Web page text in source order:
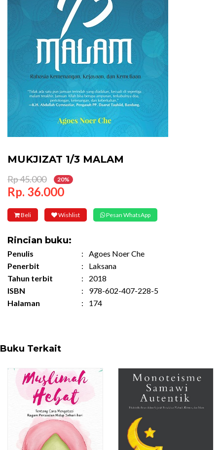
MUKJIZAT 1/3 MALAM
Rp 45.000 20%
Rp. 36.000
Beli Wishlist Pesan WhatsApp
Rincian buku:
Penulis :
Agoes Noer Che
Penerbit
:
Laksana
Tahun terbit
:
2018
ISBN
:
978-602-407-228-5
Halaman
: 174
Buku Terkait